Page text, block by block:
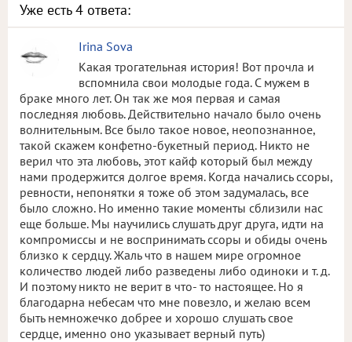
Уже есть4 ответа:
Irina Sova
Какая трогательная история! Вот прочла и
вспомнила свои молодые года. С мужем в
браке много лет. Он так же моя первая и самая
последняя любовь. Действительно начало было очень
волнительным. Все было такое новое, неопознанное,
такой скажем конфетно-букетный период. Никто не
верил что эта любовь, этот кайф который был между
нами продержится долгое время. Когда начались ссоры,
ревности, непонятки я тоже об этом задумалась, все
было сложно. Но именно такие моменты сблизили нас
еще больше. Мы научились слушать друг друга, идти на
компромиссы и не воспринимать ссоры и обиды очень
близко к сердцу. Жаль что в нашем мире огромное
количество людей либо разведены либо одиноки и т. д.
И поэтому никто не верит в что- то настоящее. Но я
благодарна небесам что мне повезло, и желаю всем
быть немножечко добрее и хорошо слушать свое
сердце, именно оно указывает верный путь)